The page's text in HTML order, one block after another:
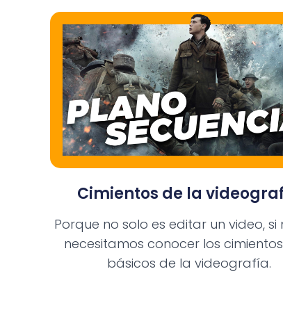
Cimientos de la
Porque no solo es editar un video, si
necesitamos conocer los
básicos de la videografía.